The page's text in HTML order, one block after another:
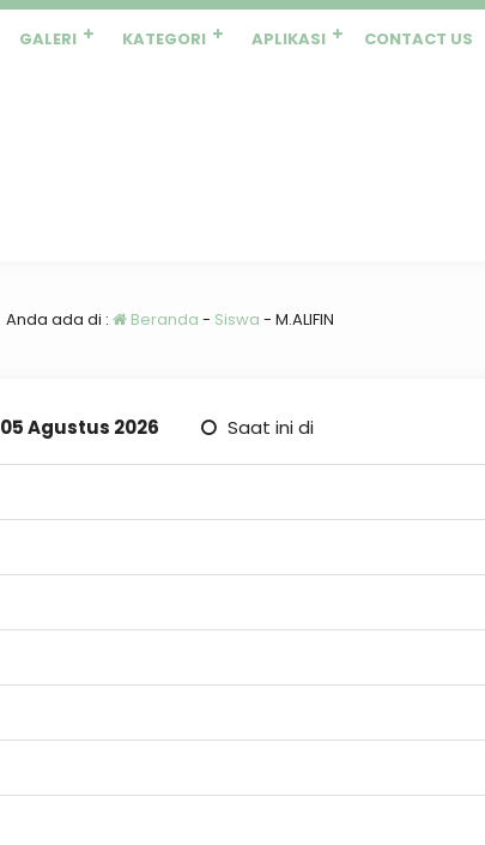
GALERI KATEGORI APLIKASI CONTACT US
Anda ada di : Beranda - Siswa - M.ALIFIN
05 Agustus 2026 Saat ini di